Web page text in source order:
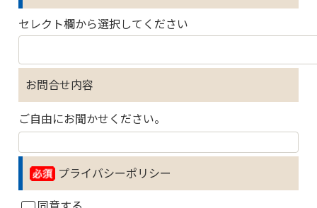
セレクト欄から選択してください
お問合せ内容
ご自由にお聞かせください。
プライバシーポリシー